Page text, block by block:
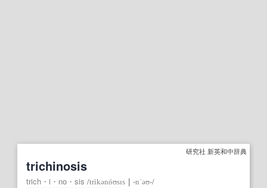
研究社 新英和中辞典
trichinosis
trich・i・no・sis /trìkənóʊsɪs ‐nˈəʊ‐/